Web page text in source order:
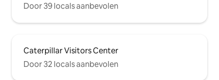
Door 39 locals aanbevolen
Caterpillar Visitors Center
Door 32 locals aanbevolen